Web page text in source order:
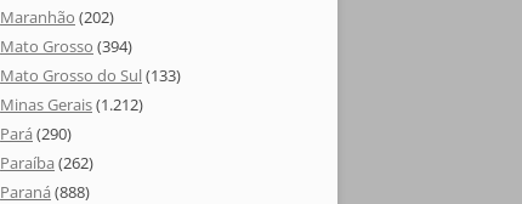
Maranhão (202)
Mato Grosso (394)
Mato Grosso do Sul(133)
Minas Gerais(1.212)
Pará (290)
Paraíba (262)
Paraná (888)